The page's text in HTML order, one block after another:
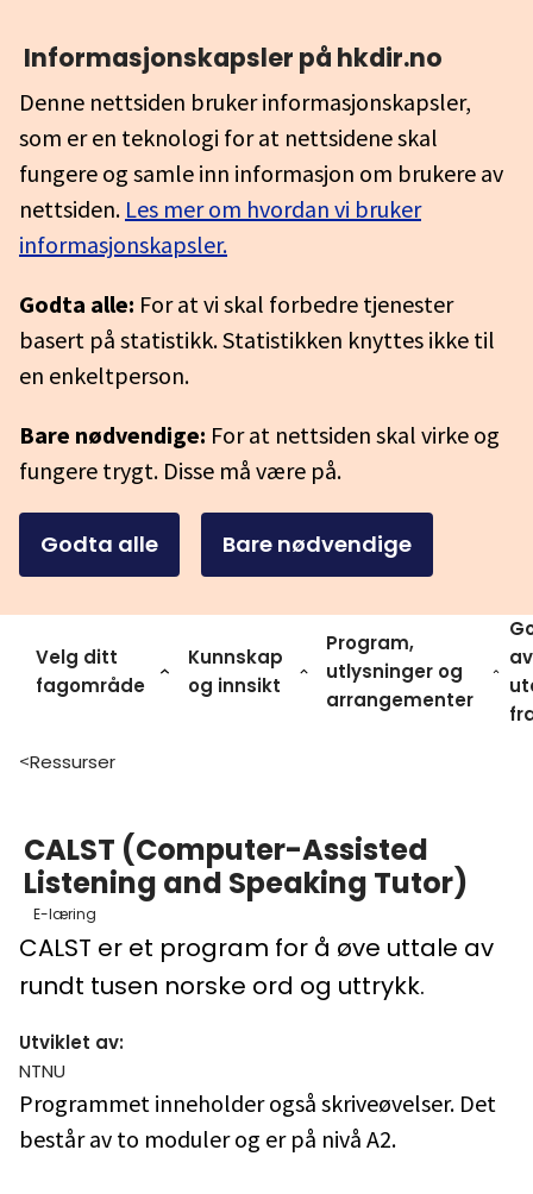
Informasjonskapsler på hkdir.no
Denne nettsiden bruker informasjonskapsler,
som er en teknologi for at nettsidene skal
fungere og samle inn informasjon om brukere av
nettsiden. Les mer om hvordan vi bruker
informasjonskapsler.
Godta alle: For at vi skal forbedre tjenester
basert på statistikk. Statistikken knyttes ikke til
en enkeltperson.
Bare nødvendige: For at nettsiden skal virke og
fungere trygt. Disse må være på.
Godta alle Bare nødvendige
Velg ditt
fagområde
Kunnskap
og innsikt
Program,
utlysninger og
arrangementer
av
>Ressurser
CALST (Computer-Assisted
Listening and Speaking Tutor)
E-læring
CALST er et program for å øve uttale av
rundt tusen norske ord og uttrykk.
Utviklet av:
NTNU
Programmet inneholder også skriveøvelser. Det
består av to moduler og er på nivå A2.